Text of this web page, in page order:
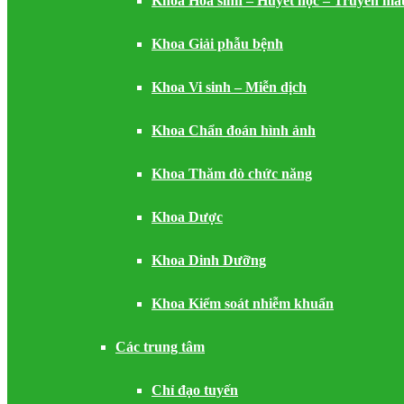
Khoa Giải phẫu bệnh
Khoa Vi sinh – Miễn dịch
Khoa Chẩn đoán hình ảnh
Khoa Thăm dò chức năng
Khoa Dược
Khoa Dinh Dưỡng
Khoa Kiểm soát nhiễm khuẩn
Các trung tâm
Chỉ đạo tuyến